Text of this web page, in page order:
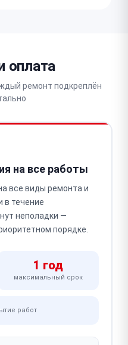
оплата
ремонт подкреплён
на все работы
все виды ремонта и
в течение
неполадки —
порядке.
1 год
максимальный срок
работ